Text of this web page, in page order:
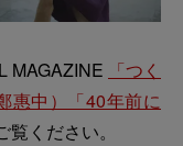
MAGAZINE
「つく
惠中）「40年前に
覧ください。